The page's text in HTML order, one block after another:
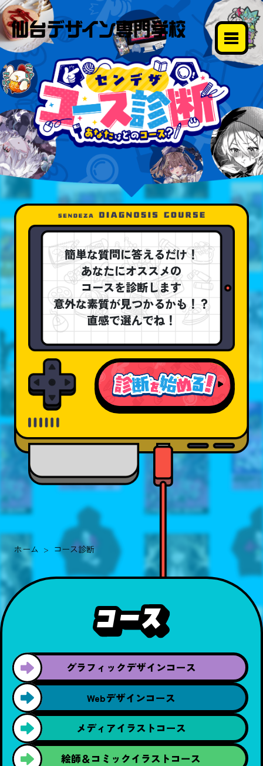
簡単な質問に答えるだけ！
あなたにオススメの
コースを診断します
意外な素質が見つかるかも！？
直感で選んでね！
ホーム コース診断
グラフィックデザインコース
Webデザインコース
メディアイラストコース
絵師＆コミックイラストコース